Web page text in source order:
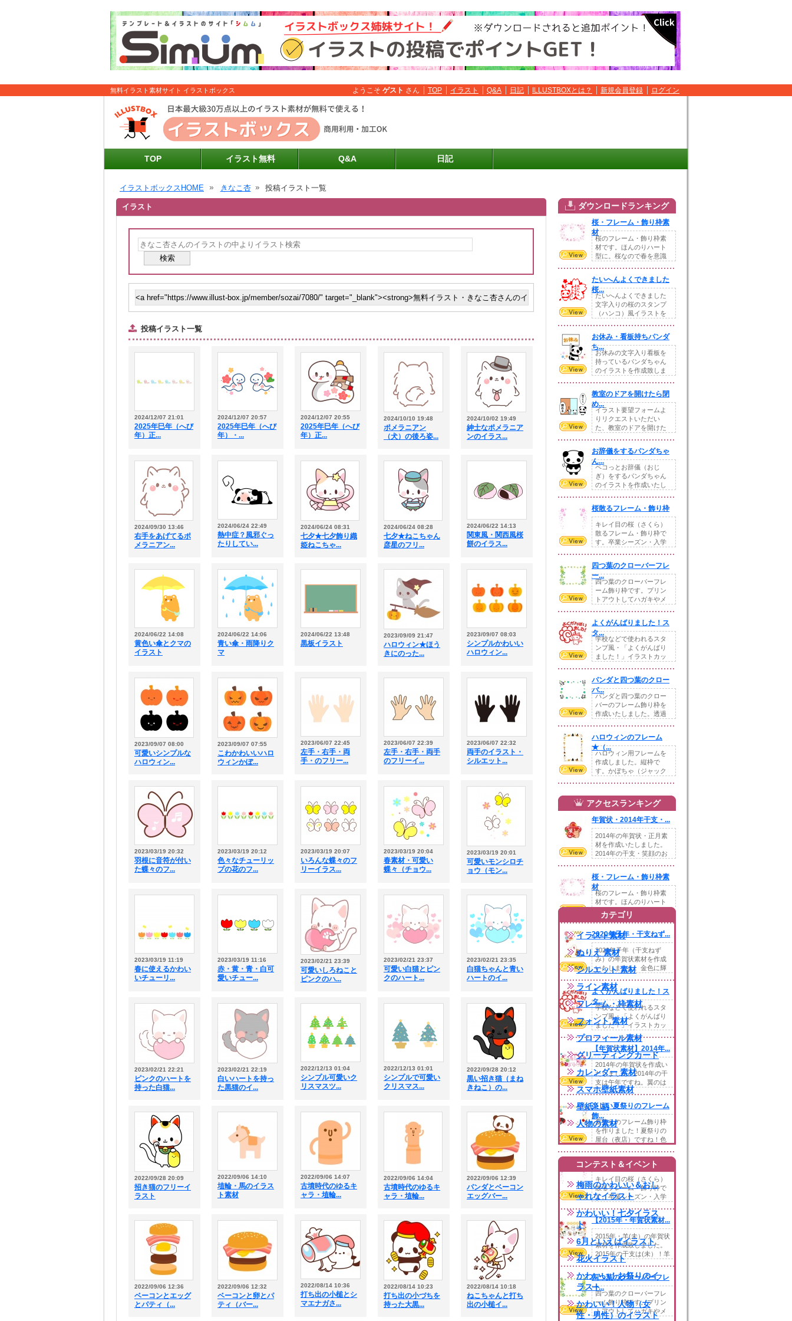
無料イラスト素材サイト イラストボックス ようこそ ゲスト さん TOP イラスト Q&A 日記 ILLUSTBOXとは？ 新規会員登録 ログイン
TOP イラスト無料 Q&A 日記
イラストボックスHOME きなこ杏 投稿イラスト一覧
イラスト
投稿イラスト一覧
2024/12/07 21:01
2025年巳年（へび
年）正...
2024/12/07 20:57
2025年巳年（へび
年）・...
2024/12/07 20:55
2025年巳年（へび
年）正...
2024/10/10 19:48
ポメラニアン
（犬）の後ろ姿...
2024/10/02 19:49
紳士なポメラニア
ンのイラス...
2024/09/30 13:46
右手をあげてるポ
メラニアン...
2024/06/24 22:49
熱中症？風邪ぐっ
たりしてい...
2024/06/24 08:31
七夕★七夕飾り織
姫ねこちゃ...
2024/06/24 08:28
七夕★ねこちゃん
彦星のフリ...
2024/06/22 14:13
関東風・関西風桜
餅のイラス...
2024/06/22 14:08
黄色い傘とクマの
イラスト
2024/06/22 14:06
青い傘・雨降りク
マ
2024/06/22 13:48
黒板イラスト
2023/09/09 21:47
ハロウィン★ほう
きにのった...
2023/09/07 08:03
シンプルかわいい
ハロウィン...
2023/09/07 08:00
可愛いシンプルな
ハロウィン...
2023/09/07 07:55
こわかわいいハロ
ウィンかぼ...
2023/06/07 22:45
左手・右手・両
手・のフリー...
2023/06/07 22:39
左手・右手・両手
のフリーイ...
2023/06/07 22:32
両手のイラスト・
シルエット...
2023/03/19 20:32
羽根に音符が付い
た蝶々のフ...
2023/03/19 20:12
色々なチューリッ
プの花のフ...
2023/03/19 20:07
いろんな蝶々のフ
リーイラス...
2023/03/19 20:04
春素材・可愛い
蝶々（チョウ...
2023/03/19 20:01
可愛いモンシロチ
ョウ（モン...
2023/03/19 11:19
春に使えるかわい
いチューリ...
2023/03/19 11:16
赤・黄・青・白可
愛いチュー...
2023/02/21 23:39
可愛いしろねこと
ピンクのハ...
2023/02/21 23:37
可愛い白猫とピン
クのハート...
2023/02/21 23:35
白猫ちゃんと青い
ハートのイ...
2023/02/21 22:21
ピンクのハートを
持った白猫...
2023/02/21 22:19
白いハートを持っ
た黒猫のイ...
2022/12/13 01:04
シンプル可愛いク
リスマスツ...
2022/12/13 01:01
シンプルで可愛い
クリスマス...
2022/09/28 20:12
黒い招き猫（まね
きねこ）の...
2022/09/28 20:09
招き猫のフリーイ
ラスト
2022/09/06 14:10
埴輪・馬のイラス
ト素材
2022/09/06 14:07
古墳時代のゆるキ
ャラ・埴輪...
2022/09/06 14:04
古墳時代のゆるキ
ャラ・埴輪...
2022/09/06 12:39
パンダとベーコン
エッグバー...
2022/09/06 12:36
ベーコンとエッグ
とパティ（...
2022/09/06 12:32
ベーコンと卵とパ
ティ（バー...
2022/08/14 10:36
打ち出の小槌とシ
マエナガさ...
2022/08/14 10:23
打ち出の小づちを
持った大黒...
2022/08/14 10:18
ねこちゃんと打ち
出の小槌イ...
ダウンロードランキング
桜・フレーム・飾り枠素
材
桜のフレーム・飾り枠素
材です。ほんのりハート
型に。桜なので春を意識
たいへんよくできました
桜...
たいへんよくできました
文字入りの桜のスタンプ
（ハンコ）風イラストを
お休み・看板持ちパンダ
ち...
お休みの文字入り看板を
持っているパンダちゃん
のイラストを作成致しま
教室のドアを開けたら閉
め...
イラスト要望フォームよ
りリクエストいただい
た、教室のドアを開けた
お辞儀をするパンダちゃ
ん...
ペコっとお辞儀（おじ
ぎ）をするパンダちゃん
のイラストを作成いたし
桜散るフレーム・飾り枠
キレイ目の桜（さくら）
散るフレーム・飾り枠で
す。卒業シーズン・入学
四つ葉のクローバーフレ
ー...
四つ葉のクローバーフレ
ーム飾り枠です。プリン
トアウトしてハガキやメ
よくがんばりました！ス
タ...
学校などで使われるスタ
ンプ風・「よくがんばり
ました！」イラストカッ
パンダと四つ葉のクロー
バ...
パンダと四つ葉のクロー
バーのフレーム飾り枠を
作成いたしました。透過
ハロウィンのフレーム
★（...
ハロウィン用フレームを
作成しました。縦枠で
す。かぼちゃ（ジャック
アクセスランキング
年賀状・2014年干支・...
2014年の年賀状・正月素
材を作成いたしました。
2014年の干支・笑顔のお
桜・フレーム・飾り枠素
材
桜のフレーム・飾り枠素
材です。ほんのりハート
型に。桜なので春を意識
していますが、ちょ...
2020年子年・干支ねず...
2020年子年（干支ねず
み）の年賀状素材を作成
いたしました。金色に輝
よくがんばりました！ス
タ...
学校などで使われるスタ
ンプ風・「よくがんばり
ました！」イラストカッ
トを作成致しました...
【年賀状素材】2014年...
2014年の年賀状を作成い
たしました。2014年の干
支は午年ですね。翼のは
えたメルヘ...
楽しい夏祭りのフレーム
飾...
夏祭りのフレーム飾り枠
を作りました！夏祭りの
屋台（夜店）ですね！色
桜散るフレーム・飾り枠
キレイ目の桜（さくら）
散るフレーム・飾り枠で
す。卒業シーズン・入学
【2015年・年賀状素材...
2015年・羊(未）の年賀状
素材を作成致しました。
2015年の干支は(未）！羊
さんが...
四つ葉のクローバーフレ
ー...
四つ葉のクローバーフレ
ーム飾り枠です。プリン
トアウトしてハガキやメ
カテゴリ
イラスト素材
ぬりえ 素材
シルエット 素材
ライン素材
フレーム・枠素材
フォント 素材
プロフィール素材
グリーティングカード
カレンダー 素材
スマホ壁紙素材
壁紙・柄
人物の素材
コンテスト＆イベント
梅雨のかわいい＆おし
ゃれなイラスト
かわいい！七夕イラス
ト
6月といえばイラスト
花火イラスト
かわいい！お祭りのイ
ラスト
かわいい！人物（女
性・男性）のイラスト